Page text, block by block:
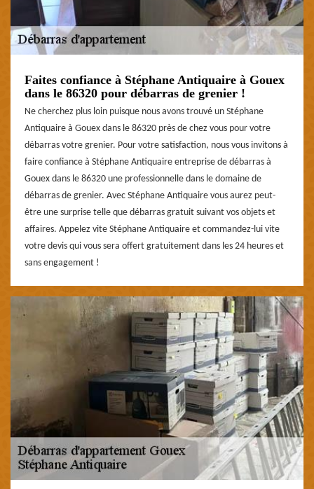
Faites confiance à Stéphane Antiquaire à Gouex
dans le 86320 pour débarras de grenier !
Ne cherchez plus loin puisque nous avons trouvé un Stéphane
Antiquaire à Gouex dans le 86320 près de chez vous pour votre
débarras votre grenier. Pour votre satisfaction, nous vous invitons à
faire confiance à Stéphane Antiquaire entreprise de débarras à
Gouex dans le 86320 une professionnelle dans le domaine de
débarras de grenier. Avec Stéphane Antiquaire vous aurez peut-
être une surprise telle que débarras gratuit suivant vos objets et
affaires. Appelez vite Stéphane Antiquaire et commandez-lui vite
votre devis qui vous sera offert gratuitement dans les 24 heures et
sans engagement !